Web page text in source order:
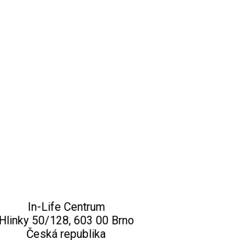
In-Life Centrum
Hlinky 50/128, 603 00 Brno
Česká republika